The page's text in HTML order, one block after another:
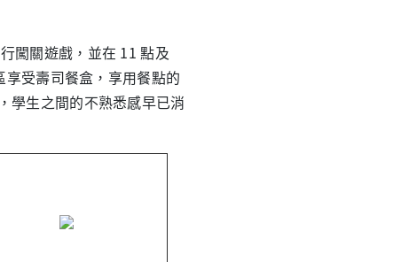
闖關遊戲，並在 11 點及
受壽司餐盒，享用餐點的
學生之間的不熟悉感早已消